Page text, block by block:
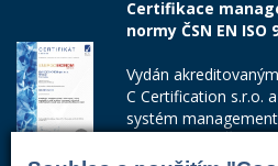
Certifikace
normy ČSN EN ISO
Vydán
C Certification s.r.o.
systém